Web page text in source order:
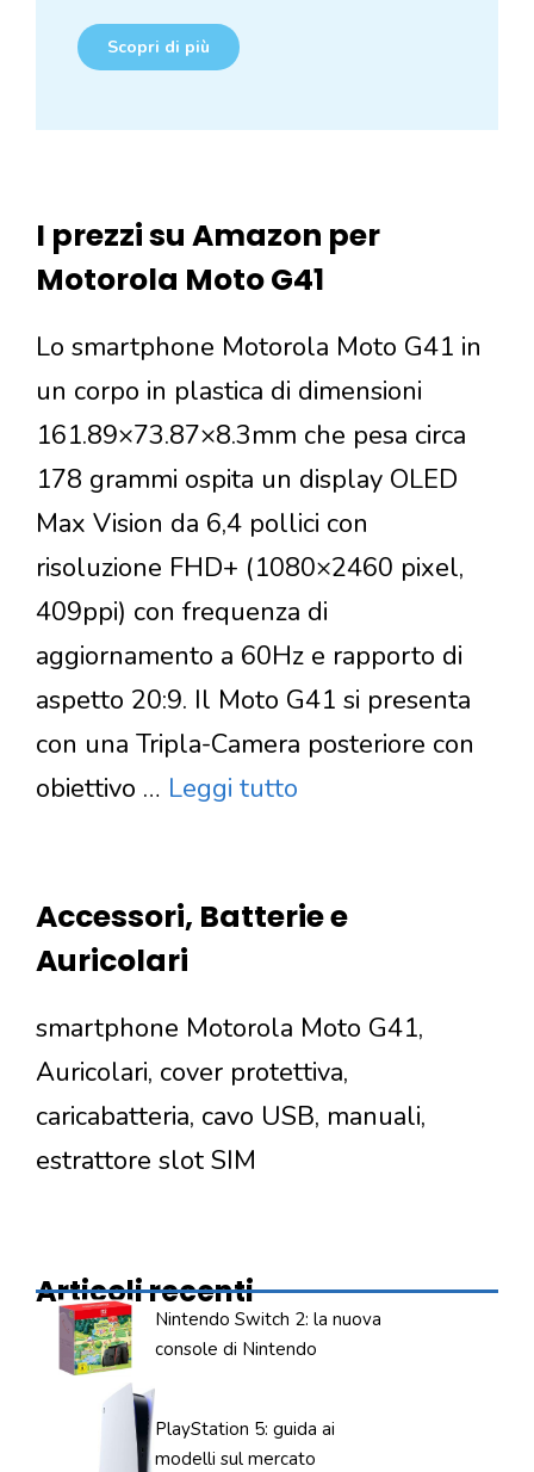
Scopri di più
I prezzi su Amazon per
Motorola Moto G41
Lo smartphone Motorola Moto G41 in
un corpo in plastica di dimensioni
161.89×73.87×8.3mm che pesa circa
178 grammi ospita un display OLED
Max Vision da 6,4 pollici con
risoluzione FHD+ (1080×2460 pixel,
409ppi) con frequenza di
aggiornamento a 60Hz e rapporto di
aspetto 20:9. Il Moto G41 si presenta
con una Tripla-Camera posteriore con
obiettivo … Leggi tutto
Accessori, Batterie e
Auricolari
smartphone Motorola Moto G41,
Auricolari, cover protettiva,
caricabatteria, cavo USB, manuali,
estrattore slot SIM
Articoli recenti
Nintendo Switch 2: la nuova
console di Nintendo
PlayStation 5: guida ai
modelli sul mercato